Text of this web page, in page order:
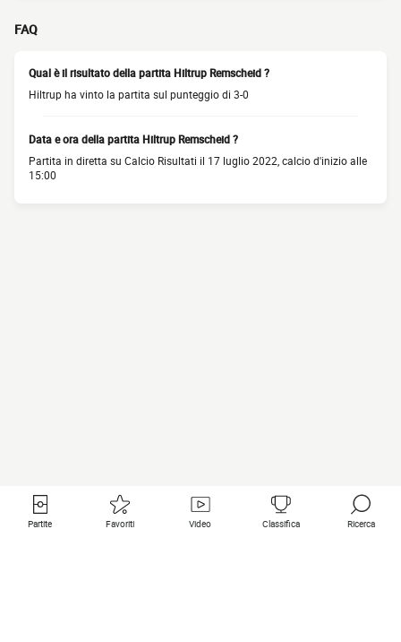
FAQ
Qual è il risultato della partita Hiltrup Remscheid ?
Hiltrup ha vinto la partita sul punteggio di 3-0
Data e ora della partita Hiltrup Remscheid ?
Partita in diretta su Calcio Risultati il 17 luglio 2022, calcio d'inizio alle
15:00
Partite Favoriti Video Classifica Ricerca